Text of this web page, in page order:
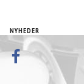
NYHEDER